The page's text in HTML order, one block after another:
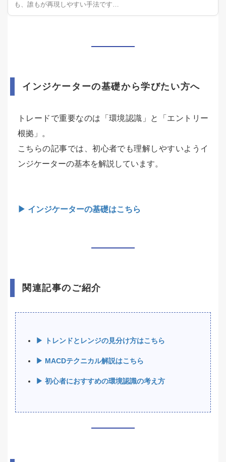
も、誰もが再現しやすい手法です…
インジケーターの基礎から学びたい方へ
トレードで重要なのは「環境認識」と「エントリー
根拠」。
こちらの記事では、初心者でも理解しやすいようイ
ンジケーターの基本を解説しています。
▶ インジケーターの基礎はこちら
関連記事のご紹介
▶ トレンドとレンジの見分け方はこちら
▶ MACDテクニカル解説はこちら
▶ 初心者におすすめの環境認識の考え方